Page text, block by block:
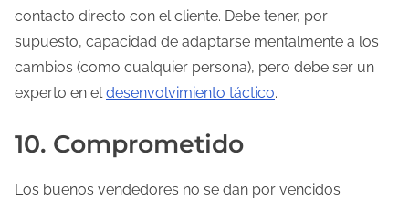
contacto directo con el cliente. Debe tener, por
supuesto, capacidad de adaptarse mentalmente a los
cambios (como cualquier persona), pero debe ser un
experto en eldesenvolvimiento táctico.
10. Comprometido
Los buenos vendedores no se dan por vencidos